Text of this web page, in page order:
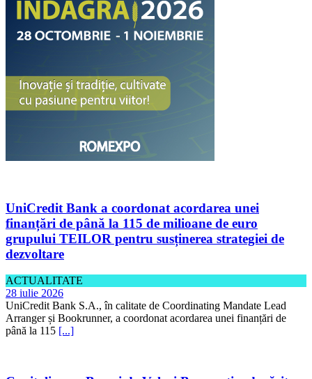
UniCredit Bank a coordonat acordarea unei
finanțări de până la 115 de milioane de euro
grupului TEILOR pentru susținerea strategiei de
dezvoltare
ACTUALITATE
28 iulie 2026
UniCredit Bank S.A., în calitate de Coordinating Mandate Lead
Arranger și Bookrunner, a coordonat acordarea unei finanțări de
până la 115 [...]